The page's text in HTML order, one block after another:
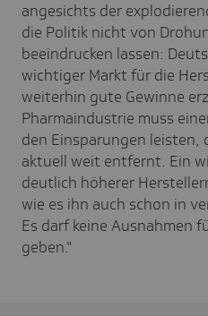
angesichts der
die Politik nicht von
beeindrucken lassen:
wichtiger Markt für die
weiterhin gute Gewinne
Pharmaindustrie muss
den Einsparungen leisten,
aktuell weit entfernt. Ein
deutlich höherer
wie es ihn auch schon in
Es darf keine Ausnahmen
geben."